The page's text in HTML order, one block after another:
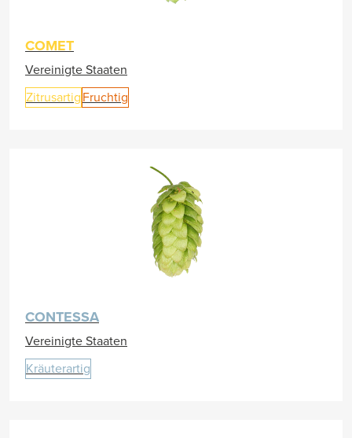
COMET
Vereinigte Staaten
Zitrusartig Fruchtig
CONTESSA
Vereinigte Staaten
Kräuterartig